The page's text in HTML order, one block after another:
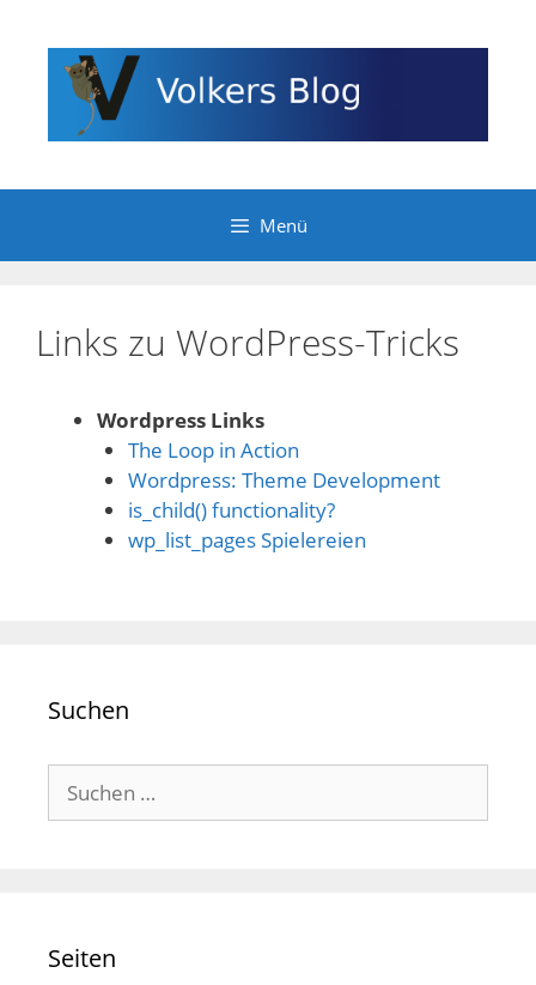
Inhalt
springen
Menü
Links zu WordPress-Tricks
Wordpress Links
The Loop in Action
Wordpress: Theme Development
is_child() functionality?
wp_list_pages Spielereien
Suchen
Suchen
nach:
Seiten